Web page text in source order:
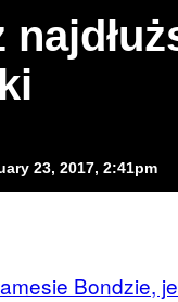
23, 2017, 2:41pm
Bondzie,